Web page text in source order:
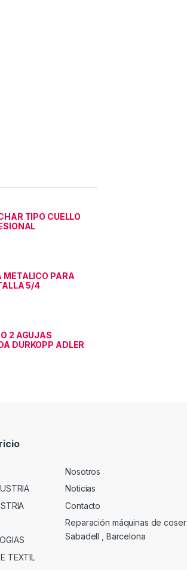
TIPO CUELLO
METALICO PARA
5/4
2 AGUJAS
DURKOPP ADLER
TEXTIL
Nosotros
Noticias
Contacto
Reparación máquinas de coser
Sabadell , Barcelona